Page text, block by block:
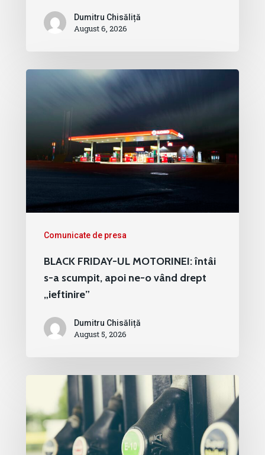
Dumitru Chisăliță
August 6, 2026
Comunicate de presa
BLACK FRIDAY-UL MOTORINEI: întâi
s-a scumpit, apoi ne-o vând drept
„ieftinire”
Dumitru Chisăliță
August 5, 2026